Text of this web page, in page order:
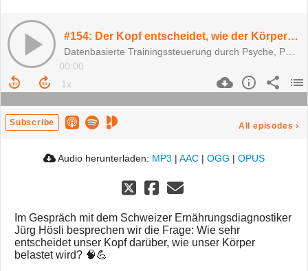
#154: Der Kopf entscheidet, wie der Körper beslastet wird! - Interview mit dem Ernährungsdiagnostiker Jürg Hösli
00:00
Subscribe All episodes ›
Audio herunterladen: MP3 | AAC | OGG | OPUS
Im Gespräch mit dem Schweizer Ernährungsdiagnostiker
Jürg Hösli besprechen wir die Frage: Wie sehr
entscheidet unser Kopf darüber, wie unser Körper
belastet wird? 🧠💪